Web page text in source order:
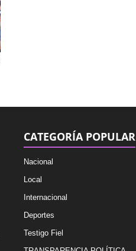
CATEGORÍA POPULAR
Nacional
Local
Internacional
Deportes
Testigo Fiel